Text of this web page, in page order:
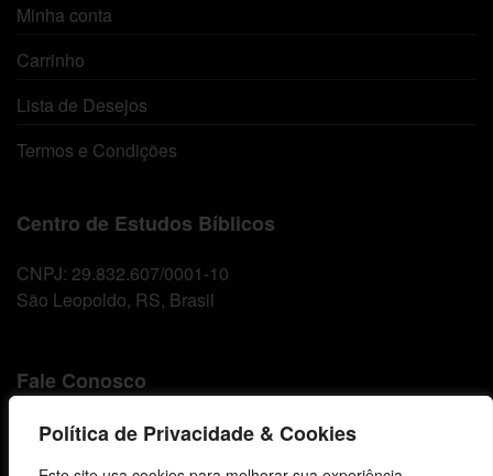
Política de Privacidade & Cookies
Minha conta
Carrinho
Lista de Desejos
Termos e Condições
Centro de Estudos Bíblicos
CNPJ: 29.832.607/0001-10
São Leopoldo, RS, Brasil
Fale Conosco
E-mails